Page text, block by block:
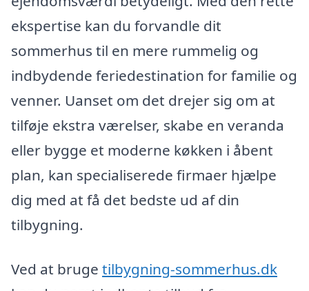
ekspertise kan du forvandle dit
sommerhus til en mere rummelig og
indbydende feriedestination for familie og
venner. Uanset om det drejer sig om at
tilføje ekstra værelser, skabe en veranda
eller bygge et moderne køkken i åbent
plan, kan specialiserede firmaer hjælpe
dig med at få det bedste ud af din
tilbygning.
Ved at bruge tilbygning-sommerhus.dk